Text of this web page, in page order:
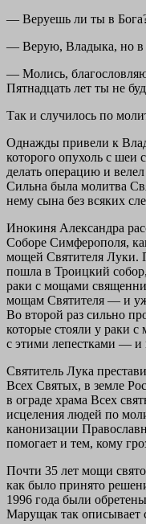
— Веруешь ли ты в
— Верую, Владыка, но в
— Молись,
Пятнадцать лет ты не
Так и случилось по
Однажды привели к
которого опухоль с шеи
делать операцию и
Сильна была молитва
нему сына без всяких
Инокиня Александра
Соборе Симферополя,
мощей Святителя Луки.
пошла в Троицкий
раки с мощами
мощам Святителя — и
Во второй раз сильно
которые стояли у раки
с этими лепестками — и
Святитель Лука
Всех Святых, в земле
в ограде храма Всех
исцеления людей по
канонизации
помогает и тем, кому
Почти 35 лет мощи
как было принято
1996 года были
Марущак так описывает